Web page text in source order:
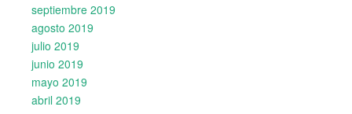
septiembre 2019
agosto 2019
julio 2019
junio 2019
mayo 2019
abril 2019